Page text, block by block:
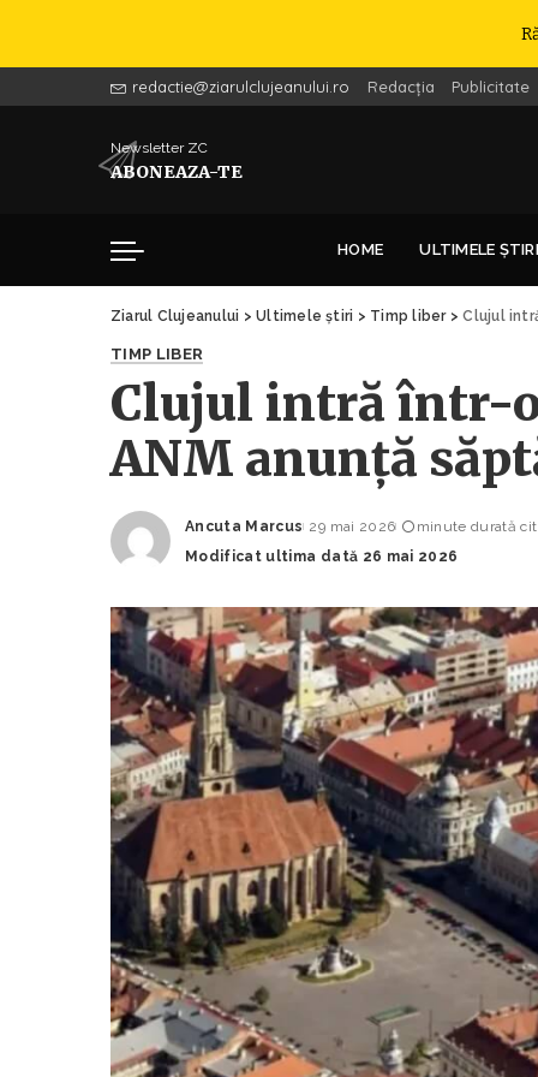
redactie@ziarulclujeanului.ro Redacția Publicitate
Newsletter ZC
ABONEAZA-TE
HOME ULTIMELE ȘTIRI
Ziarul Clujeanului >Ultimele știri > Timp liber>Clujul
TIMP LIBER
Clujul intră într-o
ANM anunță
Posted
by
Ancuta Marcus 29 mai 2026
minute durată
Modificat ultima dată 26 mai 2026